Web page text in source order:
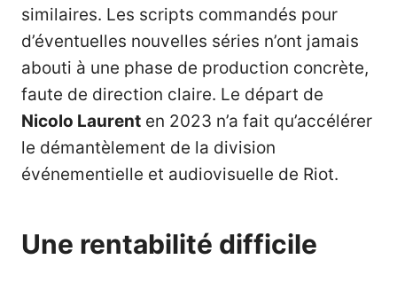
similaires. Les scripts commandés pour
d’éventuelles nouvelles séries n’ont jamais
abouti à une phase de production concrète,
faute de direction claire. Le départ de
Nicolo Laurent en 2023 n’a fait qu’accélérer
le démantèlement de la division
événementielle et audiovisuelle de Riot.
Une rentabilité difficile